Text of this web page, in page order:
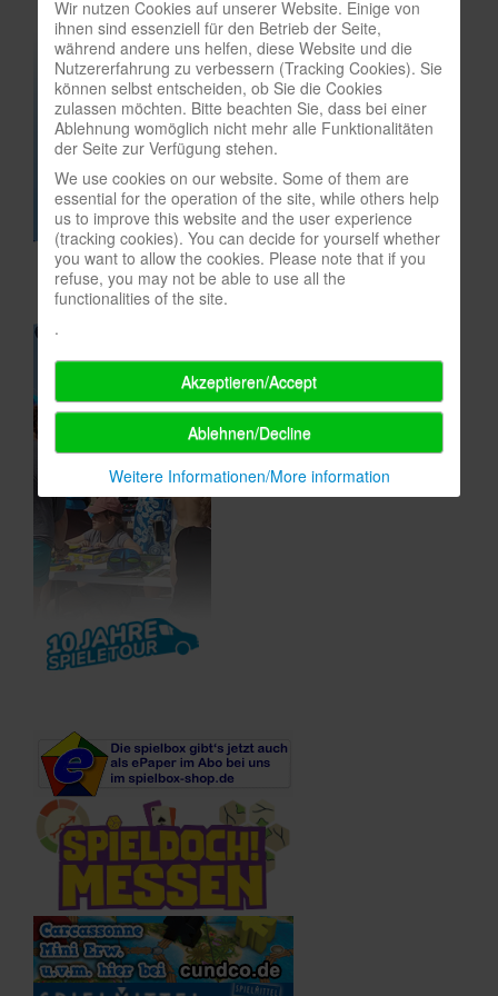
In eigener Sache-On our own behalf
Archivierte Meldungen-News archive
Wir nutzen Cookies auf unserer Website. Einige von
ihnen sind essenziell für den Betrieb der Seite,
während andere uns helfen, diese Website und die
Nutzererfahrung zu verbessern (Tracking Cookies). Sie
können selbst entscheiden, ob Sie die Cookies
zulassen möchten. Bitte beachten Sie, dass bei einer
Ablehnung womöglich nicht mehr alle Funktionalitäten
der Seite zur Verfügung stehen.
We use cookies on our website. Some of them are
essential for the operation of the site, while others help
us to improve this website and the user experience
(tracking cookies). You can decide for yourself whether
you want to allow the cookies. Please note that if you
refuse, you may not be able to use all the
functionalities of the site.
.
Akzeptieren/Accept
Ablehnen/Decline
Weitere Informationen/More information